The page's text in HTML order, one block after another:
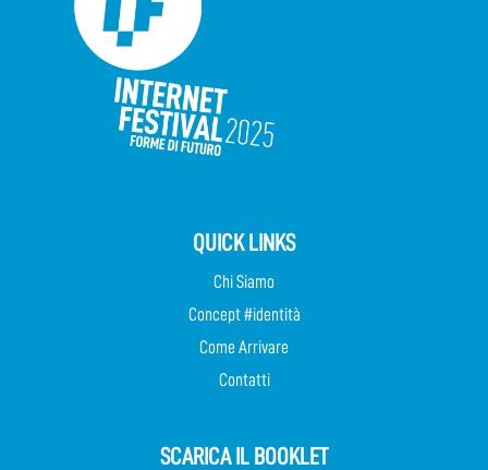
QUICK LINKS
Chi Siamo
Concept #identità
Come Arrivare
Contatti
SCARICA IL BOOKLET